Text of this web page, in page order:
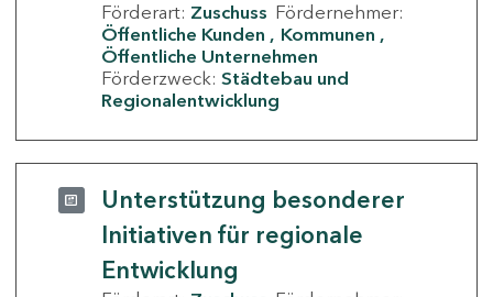
Förderart: Zuschuss Fördernehmer:
Öffentliche Kunden
Kommunen
Öffentliche Unternehmen
Förderzweck: Städtebau und
Regionalentwicklung
Unterstützung besonderer
Initiativen für regionale
Entwicklung